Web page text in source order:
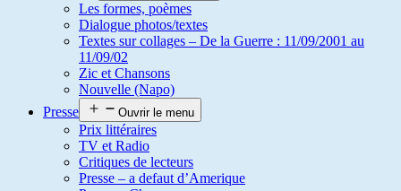
Les formes, poèmes
Dialogue photos/textes
Textes sur collages – De la Guerre : 11/09/2001 au
11/09/02
Zic et Chansons
Nouvelle (Napo)
Presse
Ouvrir le menu
Prix littéraires
TV et Radio
Critiques de lecteurs
Presse – a defaut d’Amerique